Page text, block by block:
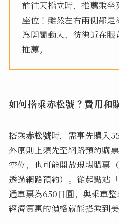
前往天橋立時，推薦乘坐
座位！雖然左右兩側都
為開闊動人、彷彿近在
推薦。
如何搭乘赤松號？費用和
搭乘赤松號時，需事先購入
外原則上須先至網路預約購
空位，也可能開放現場購票
透過網路預約）。從起點站
通車票為650日圓，與乘車整
經濟實惠的價格就能搭乘到美